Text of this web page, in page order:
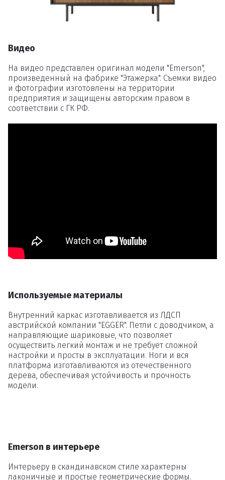
Видео
На видео представлен оригинал модели "Emerson",
произведенный на фабрике "Этажерка". Съемки видео
и фотографии изготовлены на территории
предприятия и защищены авторским правом в
соответствии с ГК РФ.
Используемые материалы
Внутренний каркас изготавливается из ЛДСП
австрийской компании "EGGER". Петли c доводчиком, а
направляющие шариковые, что позволяет
осуществить легкий монтаж и не требует сложной
настройки и просты в эксплуатации. Ноги и вся
платформа изготавливаются из отечественного
дерева, обеспечивая устойчивость и прочность
модели.
Emerson в интерьере
Интерьеру в скандинавском стиле характерны
лаконичные и простые геометрические формы.
Удаление
товаров